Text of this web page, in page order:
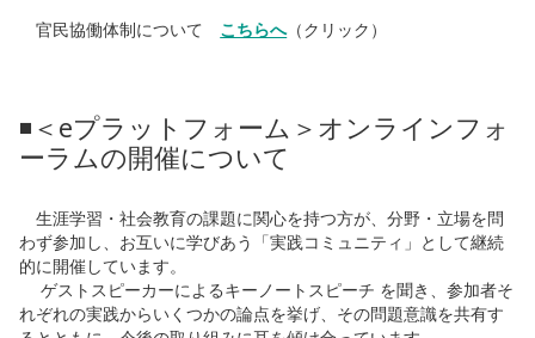
官民協働体制について こちらへ（クリック）
◾️＜eプラットフォーム＞オンラインフォ
ーラムの開催について
生涯学習・社会教育の課題に関心を持つ方が、分野・立場を問
わず参加し、お互いに学びあう「実践コミュニティ」として継続
的に開催しています。
ゲストスピーカーによるキーノートスピーチ を聞き、参加者そ
れぞれの実践からいくつかの論点を挙げ、その問題意識を共有す